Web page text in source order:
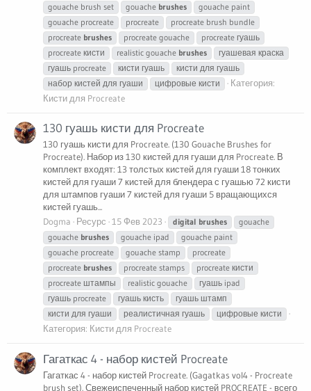
gouache brush set gouache brushes
gouache paint
gouache procreate
procreate
procreate brush bundle
procreate brushes procreate gouache
procreate гуашь
procreate кисти
realistic gouache brushes
гуашевая краска
гуашь procreate
кисти гуашь
кисти для гуашь
набор кистей для гуаши
цифровые кисти
Категория:
Кисти для Procreate
130 гуашь кисти для Procreate
130 гуашь кисти для Procreate. (130 Gouache Brushes for
Procreate). Набор из 130 кистей для гуаши для Procreate. В
комплект входят: 13 толстых кистей для гуаши 18 тонких
кистей для гуаши 7 кистей для блендера с гуашью 72 кисти
для штампов гуаши 7 кистей для гуаши 5 вращающихся
кистей гуашь...
Dogma
Ресурс 15 Фев 2023 digital brushes
gouache
gouache brushes gouache ipad
gouache paint
gouache procreate
gouache stamp
procreate
procreate brushes procreate stamps
procreate кисти
procreate штампы
realistic gouache
гуашь ipad
гуашь procreate
гуашь кисть
гуашь штамп
кисти для гуаши
реалистичная гуашь цифровые кисти
Категория: Кисти для Procreate
Гагаткас 4 - набор кистей Procreate
Гагаткас 4 - набор кистей Procreate. (Gagatkas vol4 - Procreate
brush set). Свежеиспеченный набор кистей PROCREATE - всего